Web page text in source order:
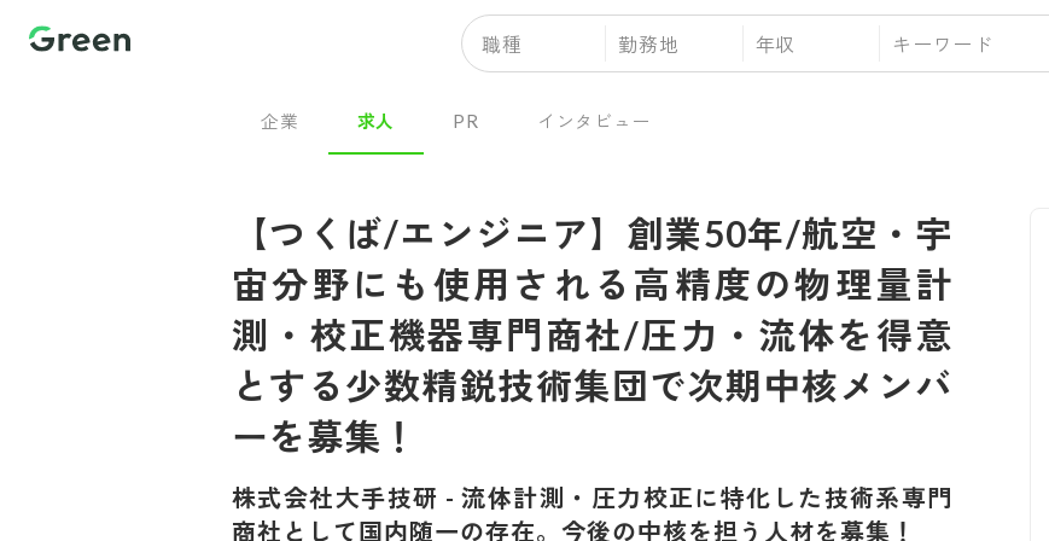
職種 勤務地 年収
企業 求人 PR インタビュー
【つくば/エンジニア】創業50年/航空・宇
宙分野にも使用される高精度の物理量計
測・校正機器専門商社/圧力・流体を得意
とする少数精鋭技術集団で次期中核メンバ
ーを募集！
株式会社大手技研 -流体計測・圧力校正に特化した技術系専門
商社として国内随一の存在。今後の中核を担う人材を募集！